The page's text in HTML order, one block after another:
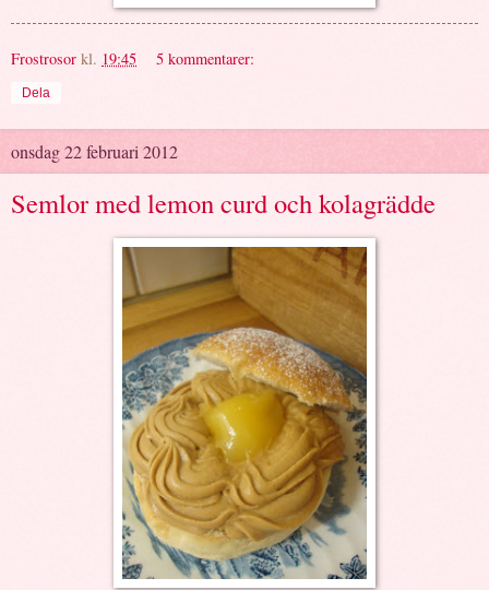
Frostrosor kl. 19:45 5 kommentarer:
Dela
onsdag 22 februari 2012
Semlor med lemon curd och kolagrädde